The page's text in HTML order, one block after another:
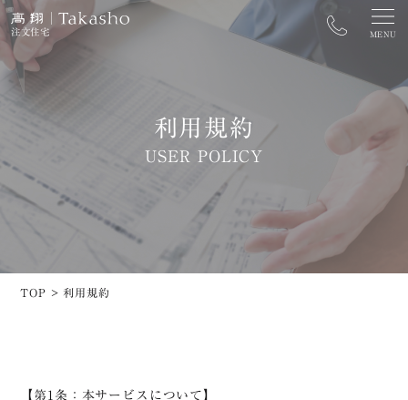
注文住宅 MENU
トップ
高翔の家づくり
土地情報
長期優良住宅
コラム
家づくり相談窓口
街なかモデルハウス予約
利用規約
USER POLICY
TOP > 利用規約
【第1条：本サービスについて】